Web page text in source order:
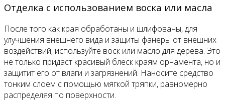
Отделка с использованием воска или масла
После того как края обработаны и шлифованы, для
улучшения внешнего вида и защиты фанеры от внешних
воздействий, используйте воск или масло для дерева. Это
не только придаст красивый блеск краям орнамента, но и
защитит его от влаги и загрязнений. Наносите средство
тонким слоем с помощью мягкой тряпки, равномерно
распределяя по поверхности.